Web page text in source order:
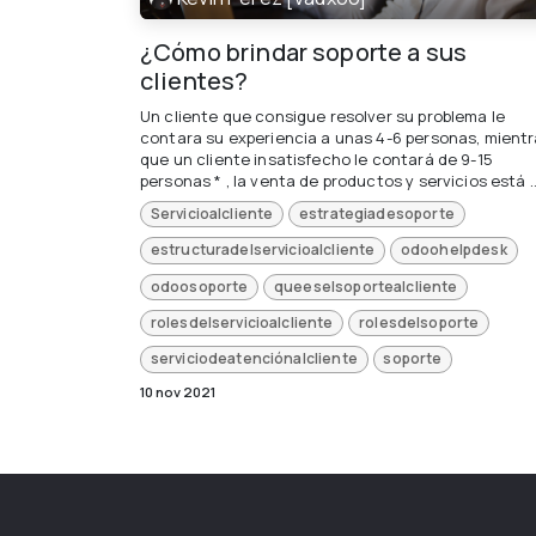
¿Cómo brindar soporte a sus
clientes?
Un cliente que consigue resolver su problema le
contara su experiencia a unas 4-6 personas,
que un cliente insatisfecho le contará de 9-15
personas * , la venta de productos y servicios está
Servicioalcliente
estrategiadesoporte
estructuradelservicioalcliente
odoohelpdesk
odoosoporte
queeselsoportealcliente
rolesdelservicioalcliente
rolesdelsoporte
serviciodeatenciónalcliente
soporte
10 nov 2021